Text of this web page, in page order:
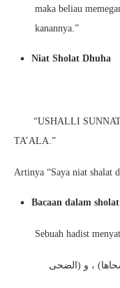
maka beliau
kanannya.”
Niat Sholat Dhuha
“USHALLI
TA’ALA.”
Artinya “Saya niat shalat
Bacaan dalam
Sebuah hadist
، و (الضحى